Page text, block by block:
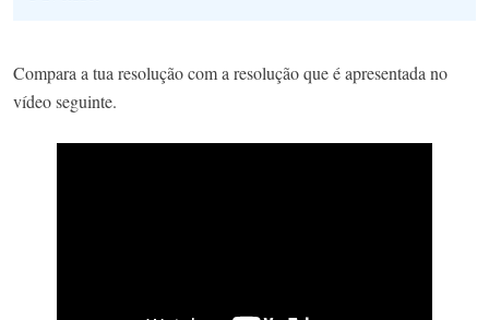
Compara a tua resolução com a resolução que é apresentada no
vídeo seguinte.